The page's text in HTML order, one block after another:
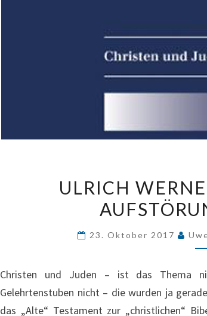
ULRICH
23. Oktober 2017
Christen und Juden – ist das Thema
Gelehrtenstuben nicht – die wurden ja
das „Alte“ Testament zur „christlichen“